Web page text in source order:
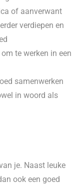
of aanverwant
verdiepen en
te werken in een
samenwerken
in woord als
je. Naast leuke
ook een goed